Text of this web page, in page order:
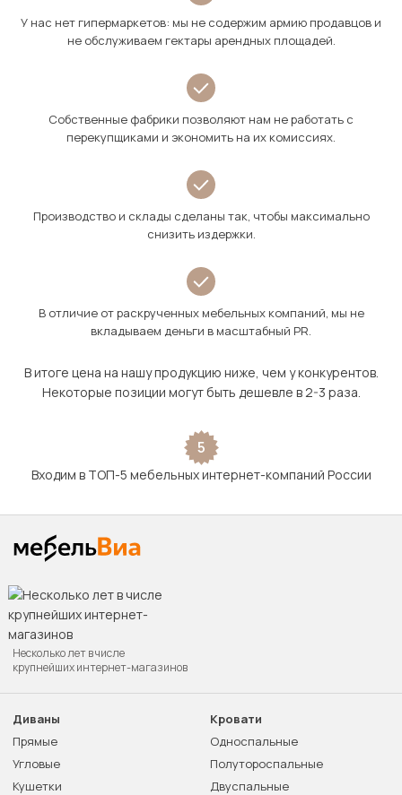
У нас нет гипермаркетов: мы не содержим армию продавцов и
не обслуживаем гектары арендных площадей.
Собственные фабрики позволяют нам не работать с
перекупщиками и экономить на их комиссиях.
Производство и склады сделаны так, чтобы максимально
снизить издержки.
В отличие от раскрученных мебельных компаний, мы не
вкладываем деньги в масштабный PR.
В итоге цена на нашу продукцию ниже, чем у конкурентов.
Некоторые позиции могут быть дешевле в 2-3 раза.
5
Входим в ТОП-5 мебельных интернет-компаний России
Несколько лет в числе
крупнейших интернет-магазинов
Диваны
Прямые
Угловые
Кушетки
Кровати
Односпальные
Полутороспальные
Двуспальные